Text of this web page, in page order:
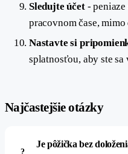
Sledujte účet- peniaze
pracovnom čase,
Nastavte si
splatnosťou, aby ste
Najčastejšie otázky
Je pôžička bez